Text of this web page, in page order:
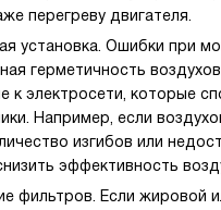
перегреву двигателя.
установка. Ошибки при
герметичность
к электросети, которые
Например, если
изгибов или
эффективность
фильтров. Если жировой